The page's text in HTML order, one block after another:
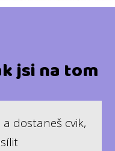
jsi na tom
dostaneš cvik,